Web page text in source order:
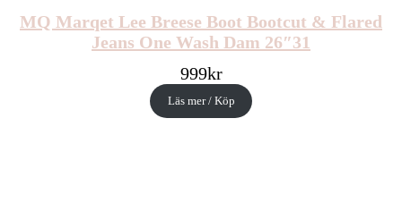
MQ Marqet Lee Breese Boot Bootcut & Flared
Jeans One Wash Dam 26″31
999kr
Läs mer / Köp